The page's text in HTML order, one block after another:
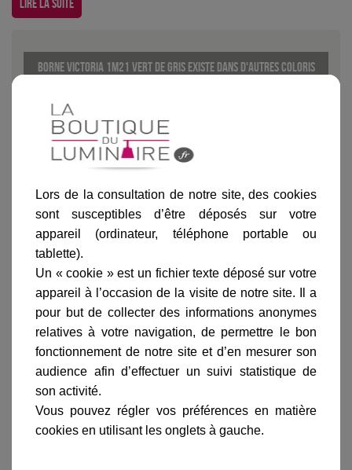
Lire la suite
Borne Victoria 1m21 Vert de gris existe dans d'autres coloris
Blanc Noir Patine dorée
Ajouter au panier
Informations produit
livraison
Lors de la consultation de notre site, des cookies
sont susceptibles d’être déposés sur votre
appareil (ordinateur, téléphone portable ou
tablette).
Un « cookie » est un fichier texte déposé sur votre
appareil à l’occasion de la visite de notre site. Il a
pour but de collecter des informations anonymes
relatives à votre navigation, de permettre le bon
fonctionnement de notre site et d’en mesurer son
audience afin d’effectuer un suivi statistique de
son activité.
Vous pouvez régler vos préférences en matière
cookies en utilisant les onglets à gauche.